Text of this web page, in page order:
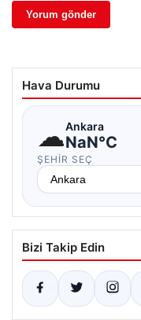
Hava Durumu
☁Ankara
NaN°C
ŞEHIR SEÇ
Bizi Takip Edin